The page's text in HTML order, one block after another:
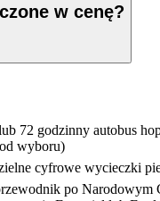
w cenę?
72 godzinny autobus
wyboru)
cyfrowe wycieczki
po Narodowym